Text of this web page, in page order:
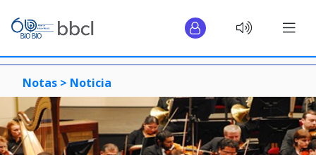
Notas > Noticia